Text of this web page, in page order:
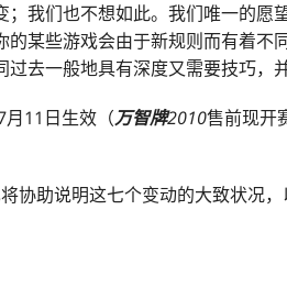
；我们也不想如此。我们唯一的
某些游戏会由于新规则而有着不
去一般地具有深度又需要技巧，
11日生效（万智牌2010售前现开
协助说明这七个变动的大致状况